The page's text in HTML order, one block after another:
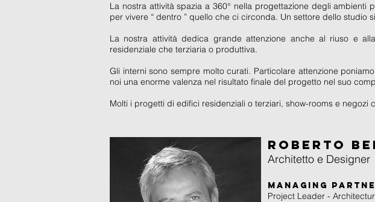
La nostra attività spazia a 360° nella progettazione degli
per vivere “ dentro ” quello che ci circonda. Un settore dello studio
La nostra attività dedica grande attenzione anche al riuso e
residenziale che terziaria o produttiva.
Gli interni sono sempre molto curati. Particolare attenzione
noi una enorme valenza nel risultato finale del progetto nel suo
Molti i progetti di edifici residenziali o terziari, show-rooms e
Roberto
Architetto e Designer
Managing
Project Leader -